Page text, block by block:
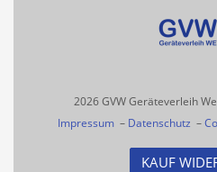
2026 GVW Geräteverleih
Impressum– Datenschutz –
KAUF